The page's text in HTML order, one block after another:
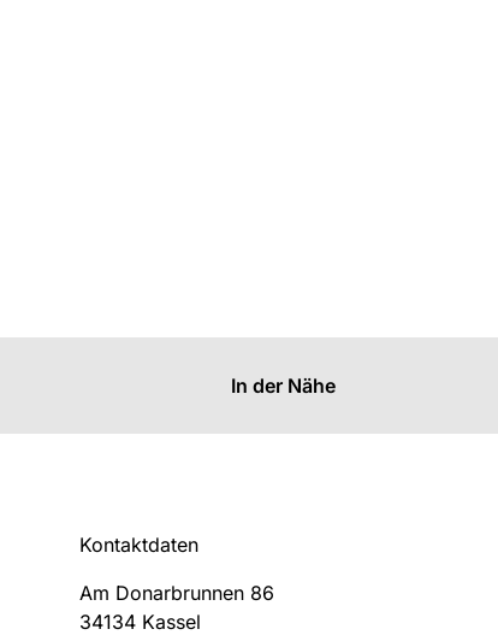
In der Nähe
Kontaktdaten
Am Donarbrunnen 86
34134 Kassel